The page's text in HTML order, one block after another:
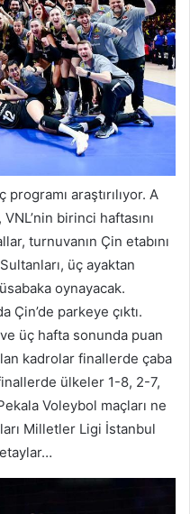
araştırılıyor. A
birinci haftasını
turnuvanın Çin etabını
üç ayaktan
oynayacak.
Çin’de parkeye çıktı.
üç hafta sonunda puan
kadrolar finallerde çaba
ülkeler 1-8, 2-7,
Voleybol maçları ne
Milletler Ligi İstanbul